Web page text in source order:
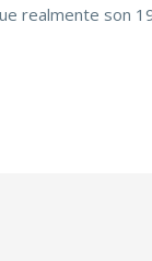
realmente son